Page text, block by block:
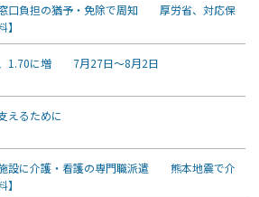
口負担の猶予・免除で周知 厚労省、対応保
1.70に増 7月27日～8月2日
えるために
設に介護・看護の専門職派遣 熊本地震で介